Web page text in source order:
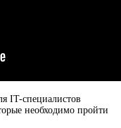
IT-специалистов
необходимо пройти